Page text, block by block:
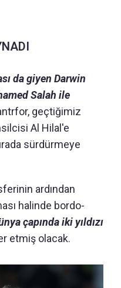
da giyen Darwin
Salah ile
geçtiğimiz
Al Hilal'e
sürdürmeye
ardından
halinde bordo-
çapında iki yıldızı
etmiş olacak.